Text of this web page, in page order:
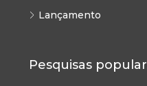
Lançamento
Pesquisas